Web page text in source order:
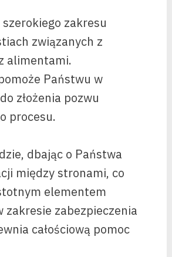
zakresu
związanych z
alimentami.
Państwu w
złożenia pozwu
procesu.
dbając o Państwa
między stronami, co
elementem
zabezpieczenia
całościową pomoc